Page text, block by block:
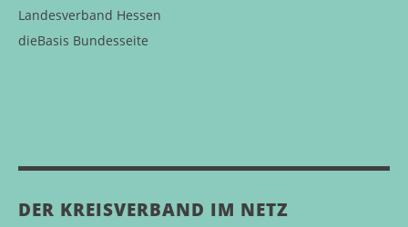
Landesverband Hessen
dieBasis Bundesseite
DER KREISVERBAND IM NETZ